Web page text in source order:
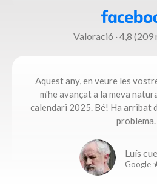
Valoració · 4,8 (209
Aquest any, en veure les
m'he avançat a la meva
calendari 2025. Bé! Ha arribat
problema.​
Luís